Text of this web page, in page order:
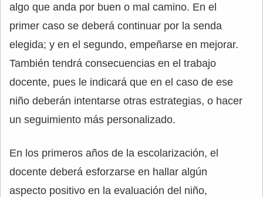
algo que anda por buen o mal camino. En el
primer caso se deberá continuar por la senda
elegida; y en el segundo, empeñarse en mejorar.
También tendrá consecuencias en el trabajo
docente, pues le indicará que en el caso de ese
niño deberán intentarse otras estrategias, o hacer
un seguimiento más personalizado.
En los primeros años de la escolarización, el
docente deberá esforzarse en hallar algún
aspecto positivo en la evaluación del niño,